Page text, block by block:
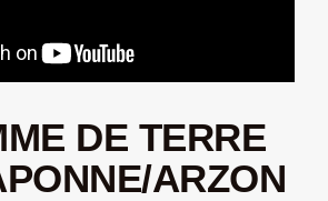
DE TERRE
ARZON